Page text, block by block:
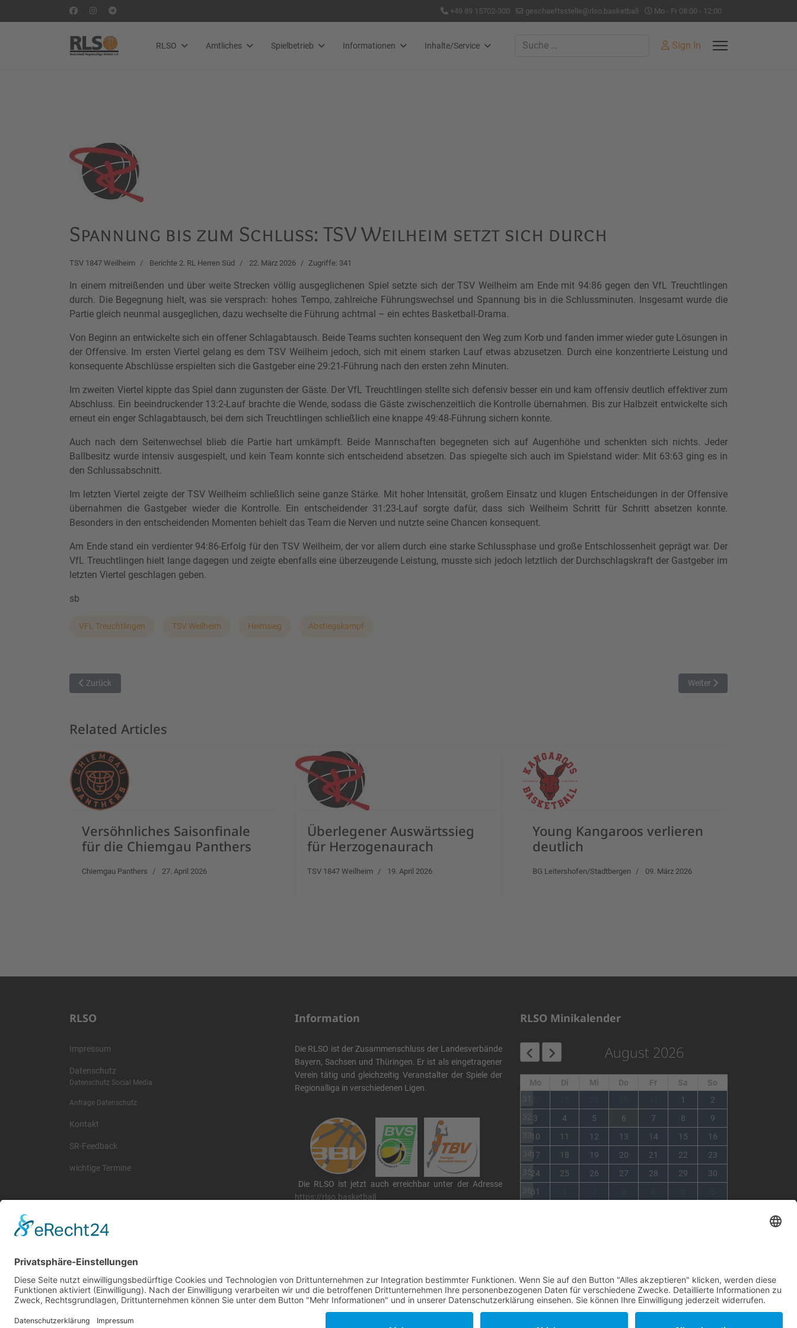
+49 89 15702-300 geschaeftsstelle@rlso.basketball Mo - Fr 08:00 - 12:00
RLSO Amtliches Spielbetrieb Informationen Inhalte/Service Suchen Sign In
Spannung bis zum Schluss: TSV Weilheim setzt sich durch
TSV 1847 Weilheim Berichte 2. RL Herren Süd 22. März 2026 Zugriffe: 341
In einem mitreißenden und über weite Strecken völlig ausgeglichenen Spiel setzte sich der TSV Weilheim am Ende mit 94:86 gegen den VfL Treuchtlingen
durch. Die Begegnung hielt, was sie versprach: hohes Tempo, zahlreiche Führungswechsel und Spannung bis in die Schlussminuten. Insgesamt wurde die
Partie gleich neunmal ausgeglichen, dazu wechselte die Führung achtmal – ein echtes Basketball-Drama.
Von Beginn an entwickelte sich ein offener Schlagabtausch. Beide Teams suchten konsequent den Weg zum Korb und fanden immer wieder gute Lösungen in
der Offensive. Im ersten Viertel gelang es dem TSV Weilheim jedoch, sich mit einem starken Lauf etwas abzusetzen. Durch eine konzentrierte Leistung und
konsequente Abschlüsse erspielten sich die Gastgeber eine 29:21-Führung nach den ersten zehn Minuten.
Im zweiten Viertel kippte das Spiel dann zugunsten der Gäste. Der VfL Treuchtlingen stellte sich defensiv besser ein und kam offensiv deutlich effektiver zum
Abschluss. Ein beeindruckender 13:2-Lauf brachte die Wende, sodass die Gäste zwischenzeitlich die Kontrolle übernahmen. Bis zur Halbzeit entwickelte sich
erneut ein enger Schlagabtausch, bei dem sich Treuchtlingen schließlich eine knappe 49:48-Führung sichern konnte.
Auch nach dem Seitenwechsel blieb die Partie hart umkämpft. Beide Mannschaften begegneten sich auf Augenhöhe und schenkten sich nichts. Jeder
Ballbesitz wurde intensiv ausgespielt, und kein Team konnte sich entscheidend absetzen. Das spiegelte sich auch im Spielstand wider: Mit 63:63 ging es in
den Schlussabschnitt.
Im letzten Viertel zeigte der TSV Weilheim schließlich seine ganze Stärke. Mit hoher Intensität, großem Einsatz und klugen Entscheidungen in der Offensive
übernahmen die Gastgeber wieder die Kontrolle. Ein entscheidender 31:23-Lauf sorgte dafür, dass sich Weilheim Schritt für Schritt absetzen konnte.
Besonders in den entscheidenden Momenten behielt das Team die Nerven und nutzte seine Chancen konsequent.
Am Ende stand ein verdienter 94:86-Erfolg für den TSV Weilheim, der vor allem durch eine starke Schlussphase und große Entschlossenheit geprägt war. Der
VfL Treuchtlingen hielt lange dagegen und zeigte ebenfalls eine überzeugende Leistung, musste sich jedoch letztlich der Durchschlagskraft der Gastgeber im
letzten Viertel geschlagen geben.
sb
VFL Treuchtlingen TSV Weilheim Heimsieg Abstiegskampf
Vorheriger Beitrag: MTSV Schwabing 2 besiegt DJK SB München deutlich mit 78:62
Zurück Nächster Beitrag: Am Ende
Weiter
Related Articles
Versöhnliches Saisonfinale
für die Chiemgau Panthers
Chiemgau Panthers 27. April 2026
Überlegener Auswärtssieg
für Herzogenaurach
TSV 1847 Weilheim 19. April 2026
Young Kangaroos verlieren
deutlich
BG Leitershofen/Stadtbergen 09. März 2026
RLSO
Impressum
Datenschutz
Datenschutz Social Media
Anfrage Datenschutz
Kontakt
SR-Feedback
wichtige Termine
Information
Die RLSO ist der Zusammenschluss der Landesverbände
Bayern, Sachsen und Thüringen. Er ist als eingetragener
Verein tätig und gleichzeitig Veranstalter der Spiele der
Regionalliga in verschiedenen Ligen.
Die RLSO ist jetzt auch erreichbar unter der Adresse
https://rlso.basketball
RLSO Minikalender
August 2026
Mo Di Mi Do Fr Sa
So
31
1
2
32 3 4 5 6 7 8
9
3310 11 12 13 14 15
16
3417 18 19 20 21 22
23
3524 25 26 27 28 29
30
3631